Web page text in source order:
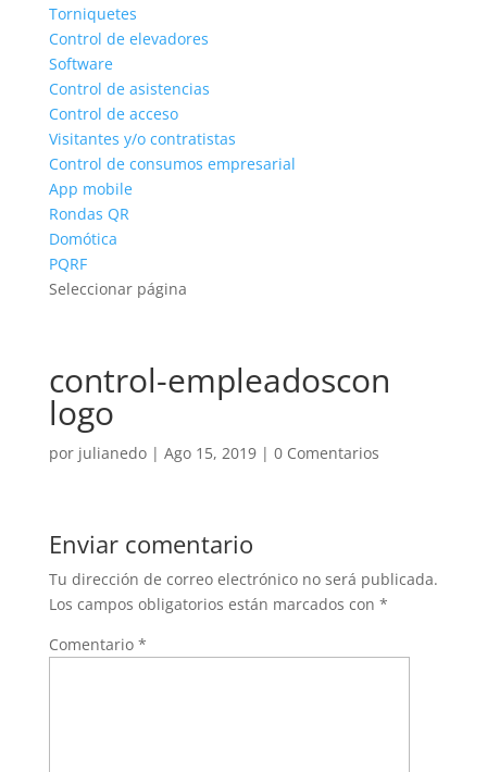
Torniquetes
Control de elevadores
Software
Control de asistencias
Control de acceso
Visitantes y/o contratistas
Control de consumos empresarial
App mobile
Rondas QR
Domótica
PQRF
Seleccionar página
control-empleadoscon
logo
por julianedo| Ago 15, 2019| 0 Comentarios
Enviar comentario
Tu dirección de correo electrónico no será publicada.
Los campos obligatorios están marcados con *
Comentario *